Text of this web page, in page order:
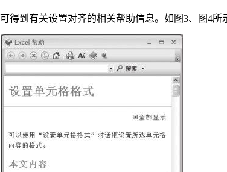
得到有关设置对齐的相关帮助信息。如图3、图4所